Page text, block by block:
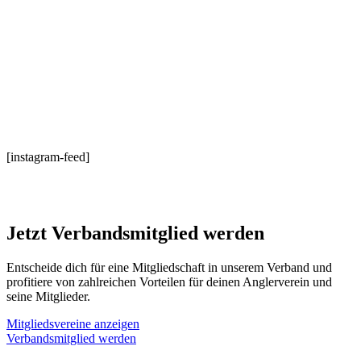
[instagram-feed]
Jetzt Verbandsmitglied werden
Entscheide dich für eine Mitgliedschaft in unserem Verband und
profitiere von zahlreichen Vorteilen für deinen Anglerverein und
seine Mitglieder.
Mitgliedsvereine anzeigen
Verbandsmitglied werden